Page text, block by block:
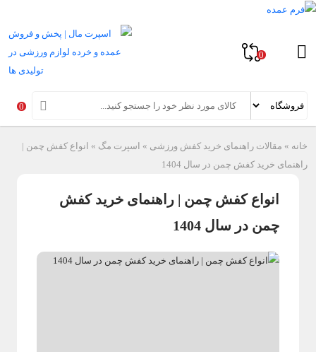
0
0
خانه » مقالات راهنمای خرید کفش ورزشی » اسپرت مگ » انواع کفش چمن |
راهنمای خرید کفش چمن در سال 1404
انواع کفش چمن | راهنمای خرید کفش
چمن در سال 1404